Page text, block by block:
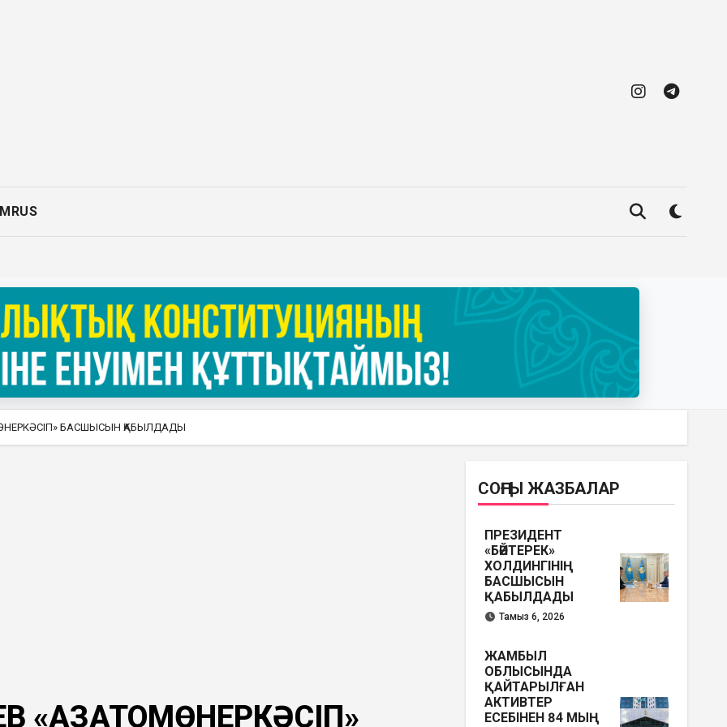
RUS
БАСШЫСЫН ҚАБЫЛДАДЫ
«ҚАЗАТОМӨНЕРКӘСІП»
СОҢҒЫ ЖАЗБАЛАР
ПРЕЗИДЕНТ
«БӘЙТЕРЕК»
ХОЛДИНГІНІҢ
БАСШЫСЫН
ҚАБЫЛДАДЫ
Тамыз 6, 2026
ЖАМБЫЛ
ОБЛЫСЫНДА
ҚАЙТАРЫЛҒАН
АКТИВТЕР
ЕСЕБІНЕН 84 МЫҢ